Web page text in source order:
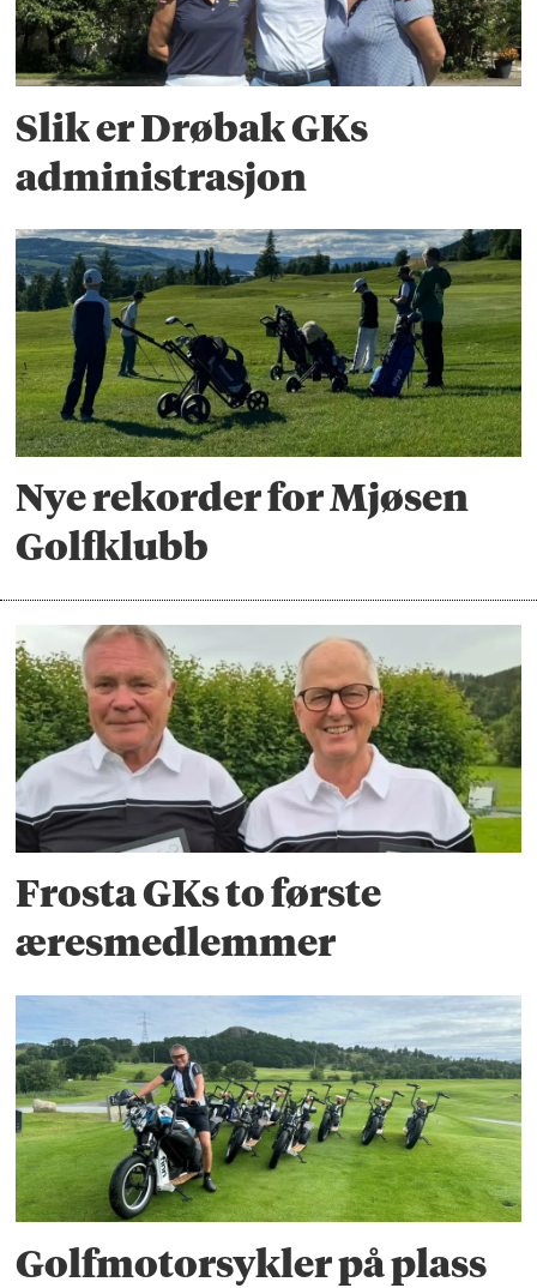
Slik er Drøbak GKs
administrasjon
Nye rekorder for Mjøsen
Golfklubb
Frosta GKs to første
æresmedlemmer
Golfmotorsykler på plass